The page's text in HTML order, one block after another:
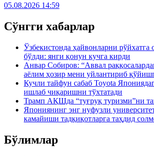
05.08.2026 14:59
Сўнгги хабарлар
Ўзбекистонда ҳайвонларни
бўлди: янги қонун кучга кирди
Анвар Собиров: “Аввал
аёлим ҳозир мени уйлантириб
Кучли тайфун сабаб Toyota
ишлаб чиқаришни тўхтатади
Трамп АҚШда “туғруқ туризми”ни
Япониянинг энг нуфузли
камайиши тадқиқотларга таҳдид
Бўлимлар